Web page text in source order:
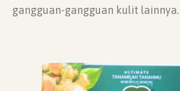
gangguan-gangguan kulit lainnya.